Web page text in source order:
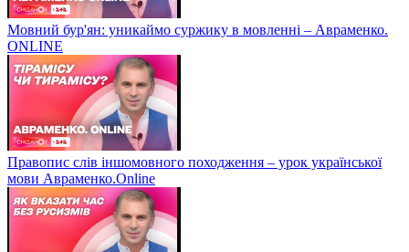
Мовний бур'ян: уникаймо суржику в мовленні – Авраменко.
ONLINE
Правопис слів іншомовного походження – урок української
мови Авраменко.Online